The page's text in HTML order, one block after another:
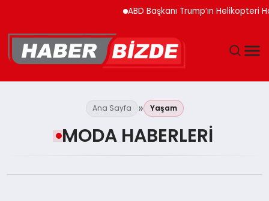
ABD Başkanı Trump’ın Helikopteri
Ana Sayfa Yaşam
MODA HABERLERI